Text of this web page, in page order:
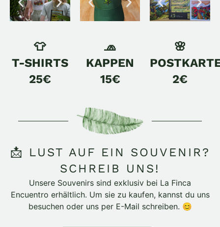
👕
T-SHIRTS
25€
🧢
KAPPEN
15€
🌸
2€
📩 LUST AUF EIN SOUVENIR?
SCHREIB UNS!
Unsere Souvenirs sind exklusiv bei La Finca
Encuentro erhältlich. Um sie zu kaufen, kannst du uns
besuchen oder uns per E-Mail schreiben. 😊